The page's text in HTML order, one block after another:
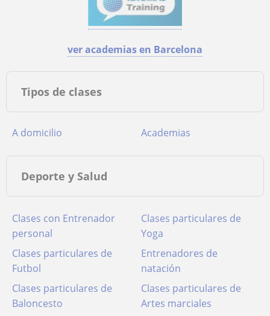
ver academias en Barcelona
Tipos de clases
A domicilio Academias
Deporte y Salud
Clases con Entrenador
personal
Clases particulares de
Yoga
Clases particulares de
Futbol
Entrenadores de
natación
Clases particulares de
Baloncesto
Clases particulares de
Artes marciales